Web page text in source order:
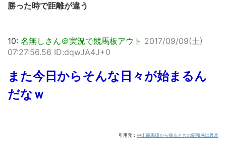
勝った時で距離が違う
10: 名無しさん＠実況で競馬板アウト 2017/09/09(土)
07:27:56.56 ID:dqwJA4J+0
また今日からそんな日々が始まるん
だなｗ
引用元： 中山競馬場から帰るときの昭和感は異常